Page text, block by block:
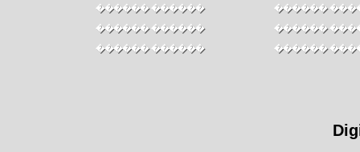
������ ������
������ ������
������ ������
������
������
������